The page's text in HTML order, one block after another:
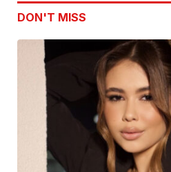
DON'T MISS